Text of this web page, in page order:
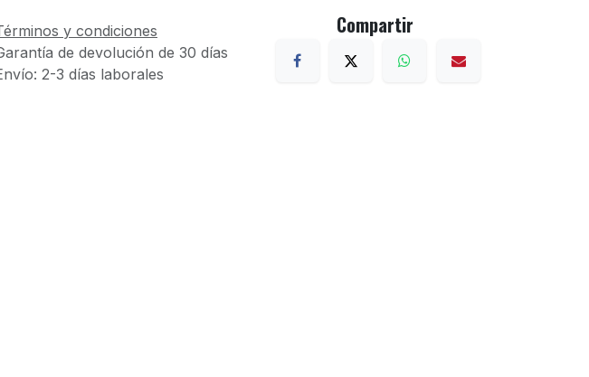
y condiciones
de devolución de 30 días
2-3 días laborales
Compartir